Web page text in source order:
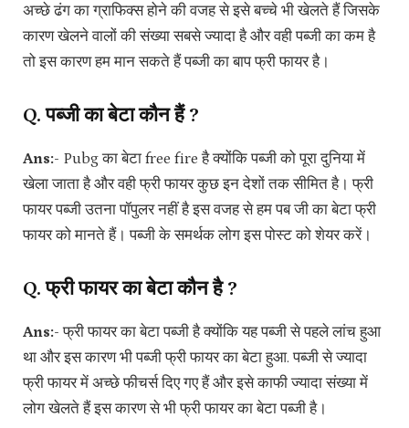
अच्छे ढंग का ग्राफिक्स होने की वजह से इसे बच्चे भी खेलते हैं जिसके
कारण खेलने वालों की संख्या सबसे ज्यादा है और वही पब्जी का कम है
तो इस कारण हम मान सकते हैं पब्जी का बाप फ्री फायर है।
Q. पब्जी का बेटा कौन हैं ?
Ans:- Pubg का बेटा free fire है क्योंकि पब्जी को पूरा दुनिया में
खेला जाता है और वही फ्री फायर कुछ इन देशों तक सीमित है। फ्री
फायर पब्जी उतना पॉपुलर नहीं है इस वजह से हम पब जी का बेटा फ्री
फायर को मानते हैं। पब्जी के समर्थक लोग इस पोस्ट को शेयर करें।
Q. फ्री फायर का बेटा कौन है ?
Ans:- फ्री फायर का बेटा पब्जी है क्योंकि यह पब्जी से पहले लांच हुआ
था और इस कारण भी पब्जी फ्री फायर का बेटा हुआ. पब्जी से ज्यादा
फ्री फायर में अच्छे फीचर्स दिए गए हैं और इसे काफी ज्यादा संख्या में
लोग खेलते हैं इस कारण से भी फ्री फायर का बेटा पब्जी है।